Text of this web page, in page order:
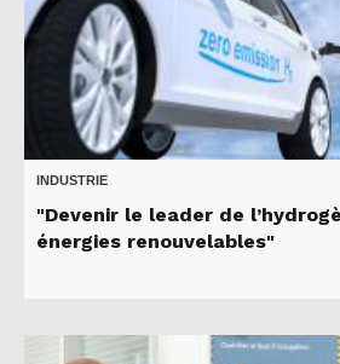
INDUSTRIE
"Devenir le leader de
énergies renouvelables"